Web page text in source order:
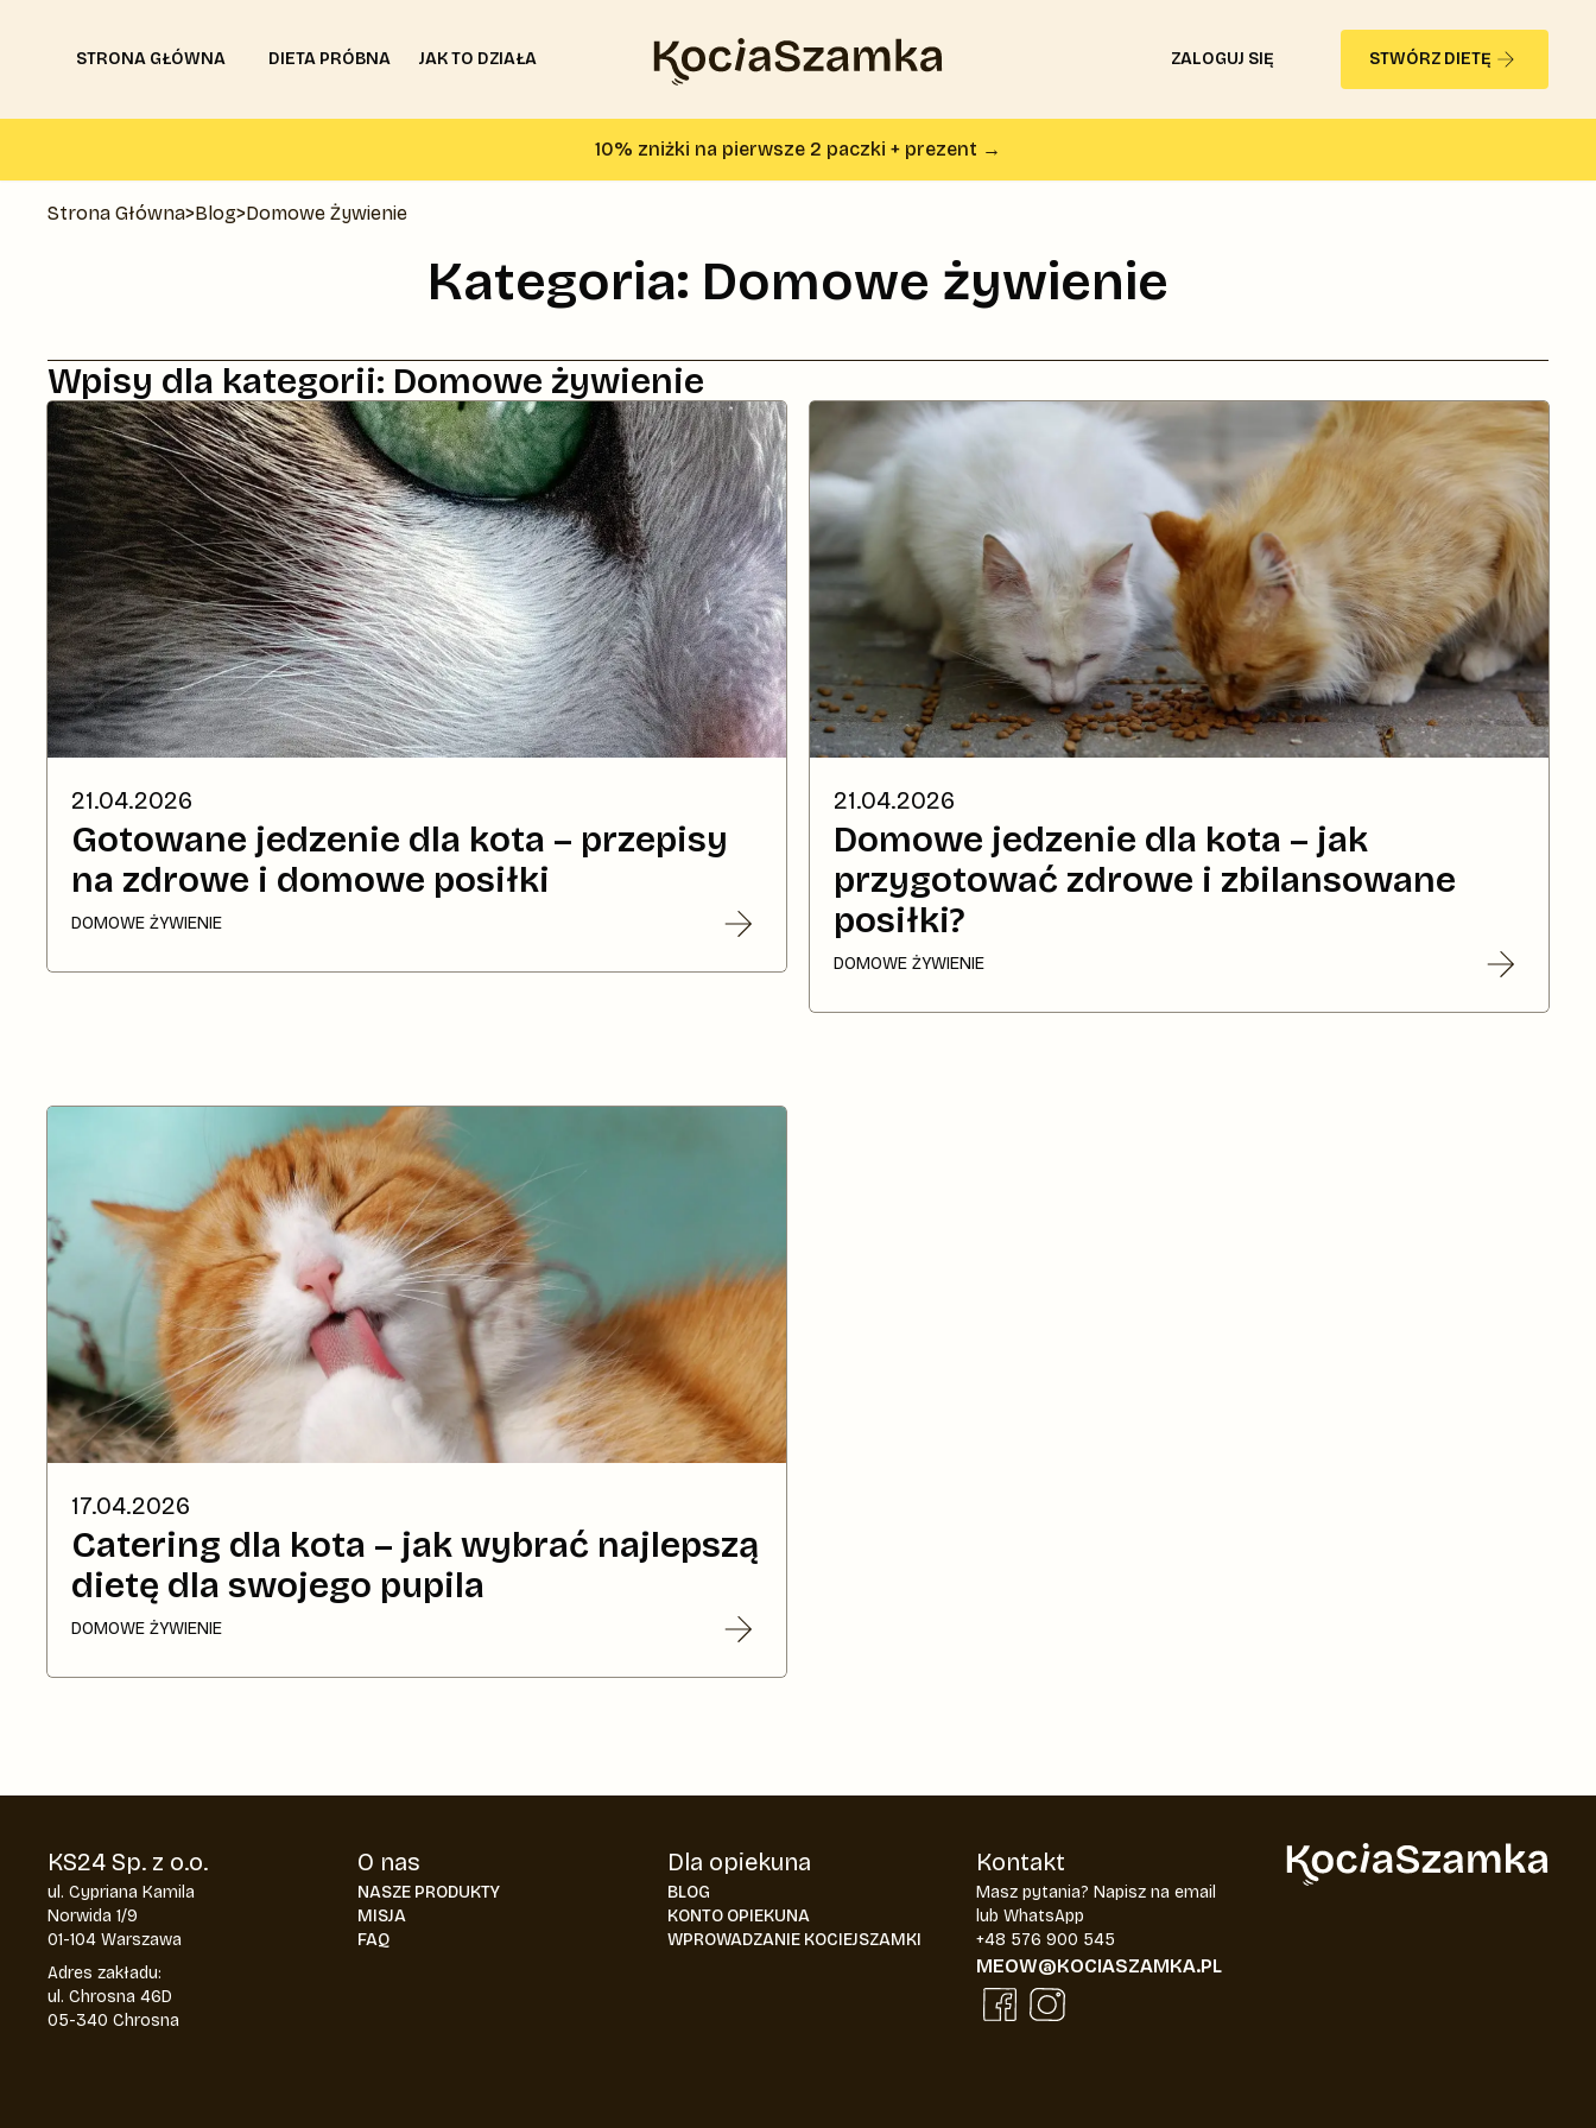
STRONA GŁÓWNA DIETA PRÓBNA JAK TO DZIAŁA
Strona główna KociaSzamka
ZALOGUJ SIĘ STWÓRZ DIETĘ
10% zniżki na pierwsze 2 paczki + prezent →
Strona Główna>Blog>Domowe Żywienie
Kategoria: Domowe żywienie
Wpisy dla kategorii: Domowe żywienie
21.04.2026
Gotowane jedzenie dla kota – przepisy
na zdrowe i domowe posiłki
DOMOWE ŻYWIENIE
21.04.2026
Domowe jedzenie dla kota – jak
przygotować zdrowe i zbilansowane
posiłki?
DOMOWE ŻYWIENIE
17.04.2026
Catering dla kota – jak wybrać najlepszą
dietę dla swojego pupila
DOMOWE ŻYWIENIE
KS24 Sp. z o.o.
ul. Cypriana Kamila
Norwida 1/9
01-104 Warszawa
Adres zakładu:
ul. Chrosna 46D
05-340 Chrosna
O nas
NASZE PRODUKTY
MISJA
FAQ
Dla opiekuna
BLOG
KONTO OPIEKUNA
WPROWADZANIE KOCIEJSZAMKI
Kontakt
Masz pytania? Napisz na email
lub WhatsApp
+48 576 900 545
MEOW@KOCIASZAMKA.PL